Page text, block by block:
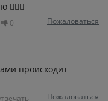
🤦🏻‍♀️
0 Пожаловаться
происходит
Пожаловаться